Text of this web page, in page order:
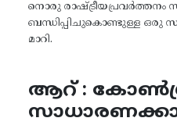
നൊരു രാഷ്ട്രീയപ്രവർത്തനം
ബന്ധിപ്പിചുകൊണ്ടുള്ള ഒരു
മാറി.
ആറ് :